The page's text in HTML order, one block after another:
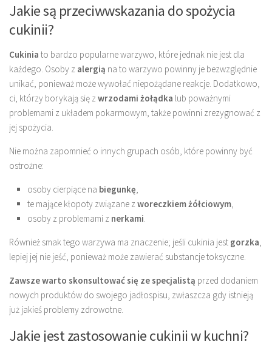
Jakie są przeciwwskazania do spożycia
cukinii?
Cukinia to bardzo popularne warzywo, które jednak nie jest dla
każdego. Osoby z alergią na to warzywo powinny je bezwzględnie
unikać, ponieważ może wywołać niepożądane reakcje. Dodatkowo,
ci, którzy borykają się z wrzodami żołądka lub poważnymi
problemami z układem pokarmowym, także powinni zrezygnować z
jej spożycia.
Nie można zapomnieć o innych grupach osób, które powinny być
ostrożne:
osoby cierpiące na biegunkę,
te mające kłopoty związane z woreczkiem żółciowym,
osoby z problemami z nerkami.
Również smak tego warzywa ma znaczenie; jeśli cukinia jest gorzka,
lepiej jej nie jeść, ponieważ może zawierać substancje toksyczne.
Zawsze warto skonsultować się ze specjalistą przed dodaniem
nowych produktów do swojego jadłospisu, zwłaszcza gdy istnieją
już jakieś problemy zdrowotne.
Jakie jest zastosowanie cukinii w kuchni?